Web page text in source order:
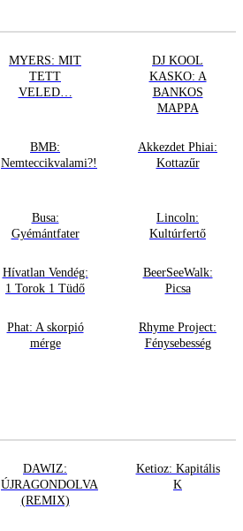
MYERS: MIT
TETT
VELED…
DJ KOOL
KASKO: A
BANKOS
MAPPA
BMB:
Nemteccikvalami?!
Akkezdet Phiai:
Kottazűr
Busa:
Gyémántfater
Lincoln:
Kultúrfertő
Hívatlan Vendég:
1 Torok 1 Tüdő
BeerSeeWalk:
Picsa
Phat: A skorpió
mérge
Rhyme Project:
Fénysebesség
DAWIZ:
ÚJRAGONDOLVA
(REMIX)
Ketioz: Kapitális
K